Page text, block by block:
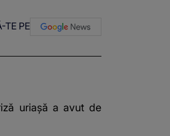
TE PE
uriașă a avut de